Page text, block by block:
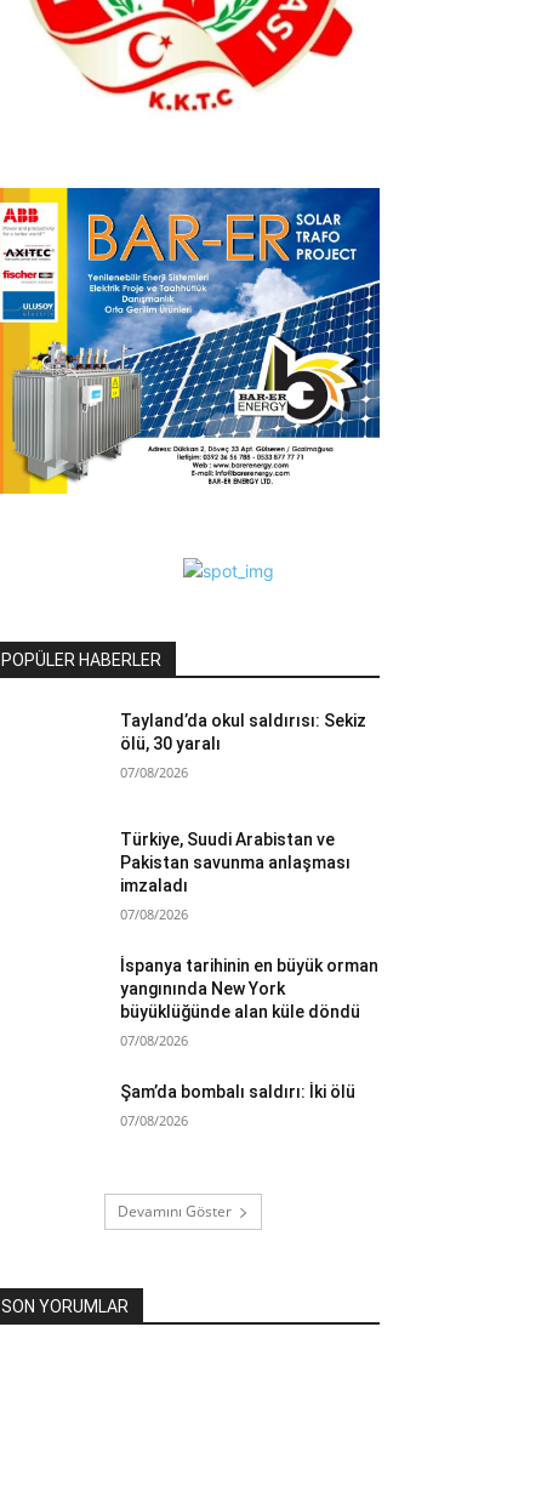
POPÜLER HABERLER
Tayland’da okul saldırısı: Sekiz
ölü, 30 yaralı
07/08/2026
Türkiye, Suudi Arabistan ve
Pakistan savunma anlaşması
imzaladı
07/08/2026
İspanya tarihinin en büyük orman
yangınında New York
büyüklüğünde alan küle döndü
07/08/2026
Şam’da bombalı saldırı: İki ölü
07/08/2026
Devamını Göster
SON YORUMLAR